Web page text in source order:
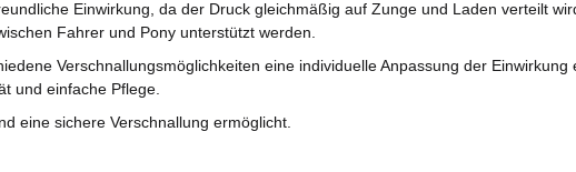
Einwirkung, da der Druck gleichmäßig auf Zunge und Laden verteilt
Fahrer und Pony unterstützt werden.
Verschnallungsmöglichkeiten eine individuelle Anpassung der Einwirkung
und einfache Pflege.
eine sichere Verschnallung ermöglicht.